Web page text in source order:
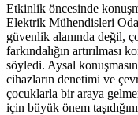
Etkinlik öncesinde
Elektrik Mühendisleri
güvenlik alanında değil,
farkındalığın artırılması
söyledi. Aysal
cihazların denetimi ve
çocuklarla bir araya
için büyük önem